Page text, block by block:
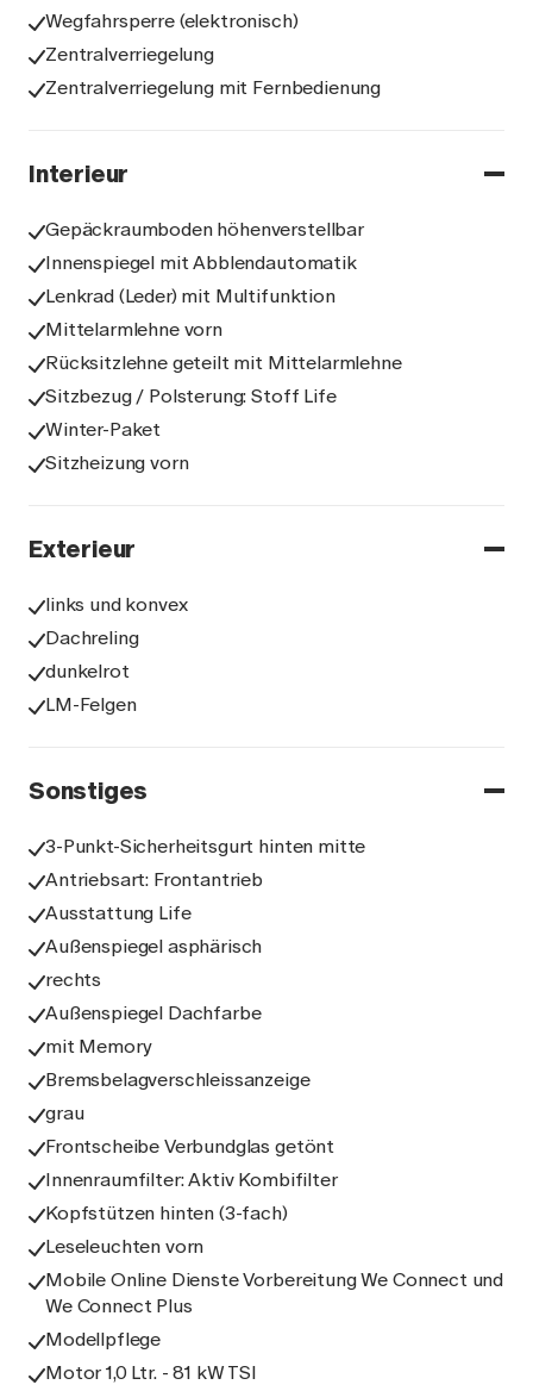
Wegfahrsperre (elektronisch)
Zentralverriegelung
Zentralverriegelung mit Fernbedienung
Interieur
Gepäckraumboden höhenverstellbar
Innenspiegel mit Abblendautomatik
Lenkrad (Leder) mit Multifunktion
Mittelarmlehne vorn
Rücksitzlehne geteilt mit Mittelarmlehne
Sitzbezug / Polsterung: Stoff Life
Winter-Paket
Sitzheizung vorn
Exterieur
links und konvex
Dachreling
dunkelrot
LM-Felgen
Sonstiges
3-Punkt-Sicherheitsgurt hinten mitte
Antriebsart: Frontantrieb
Ausstattung Life
Außenspiegel asphärisch
rechts
Außenspiegel Dachfarbe
mit Memory
Bremsbelagverschleissanzeige
grau
Frontscheibe Verbundglas getönt
Innenraumfilter: Aktiv Kombifilter
Kopfstützen hinten (3-fach)
Leseleuchten vorn
Mobile Online Dienste Vorbereitung We Connect und
We Connect Plus
Modellpflege
Motor 1,0 Ltr. - 81 kW TSI